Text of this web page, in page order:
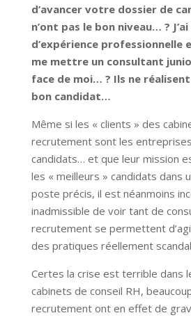
d’avancer votre dossier de
n’ont pas le bon niveau… ? J’ai
d’expérience professionnelle
me mettre un consultant
face de moi… ? Ils ne
bon candidat…
Même si les « clients » des
recrutement sont les
candidats… et que leur mission
les « meilleurs » candidats dans
poste précis, il est néanmoins
inadmissible de voir tant de
recrutement se permettent
des pratiques réellement
Certes la crise est terrible dans
cabinets de conseil RH,
recrutement ont en effet de